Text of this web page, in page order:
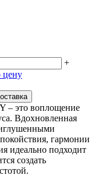
+
цену
– это воплощение
Вдохновленная
гармонии
идеально подходит
создать